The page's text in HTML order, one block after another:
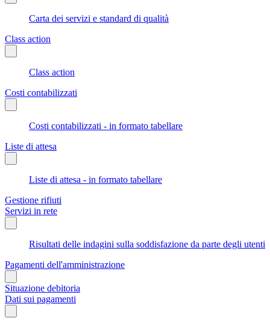
Carta dei servizi e standard di qualità
Class action
Class action
Costi contabilizzati
Costi contabilizzati - in formato tabellare
Liste di attesa
Liste di attesa - in formato tabellare
Gestione rifiuti
Servizi in rete
Risultati delle indagini sulla soddisfazione da parte degli utenti
Pagamenti dell'amministrazione
Situazione debitoria
Dati sui pagamenti